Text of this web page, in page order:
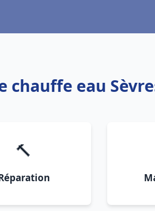
chauffe eau
🔨